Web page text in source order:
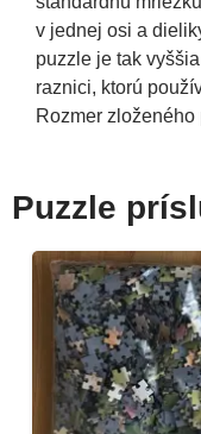
v jednej osi a
puzzle je tak
raznici, ktorú
Rozmer
Puzzle